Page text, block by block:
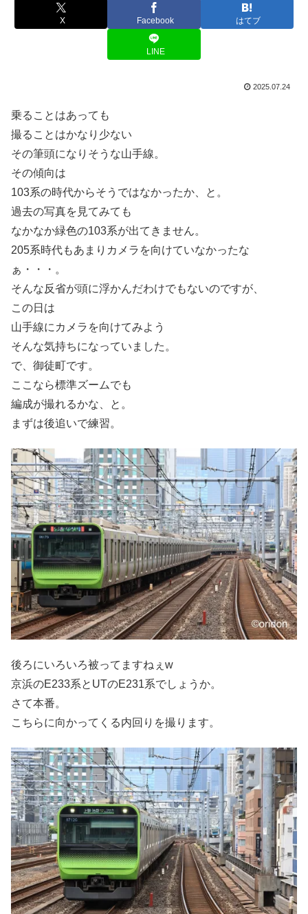
X Facebook はてブ
LINE
2025.07.24
乗ることはあっても
撮ることはかなり少ない
その筆頭になりそうな山手線。
その傾向は
103系の時代からそうではなかったか、と。
過去の写真を見てみても
なかなか緑色の103系が出てきません。
205系時代もあまりカメラを向けていなかったな
ぁ・・・。
そんな反省が頭に浮かんだわけでもないのですが、
この日は
山手線にカメラを向けてみよう
そんな気持ちになっていました。
で、御徒町です。
ここなら標準ズームでも
編成が撮れるかな、と。
まずは後追いで練習。
後ろにいろいろ被ってますねぇw
京浜のE233系とUTのE231系でしょうか。
さて本番。
こちらに向かってくる内回りを撮ります。